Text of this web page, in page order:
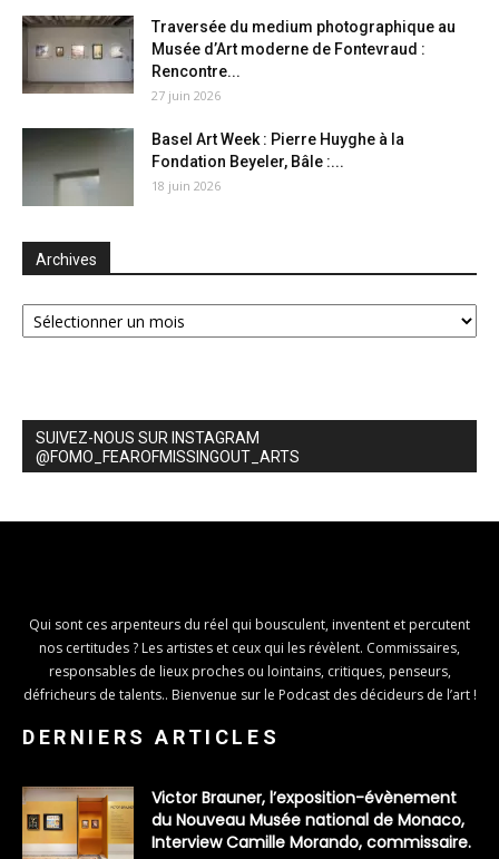
Traversée du medium photographique au
Musée d’Art moderne de Fontevraud :
Rencontre...
27 juin 2026
Basel Art Week : Pierre Huyghe à la
Fondation Beyeler, Bâle :...
18 juin 2026
Archives
Archives
SUIVEZ-NOUS SUR INSTAGRAM
@FOMO_FEAROFMISSINGOUT_ARTS
Qui sont ces arpenteurs du réel qui bousculent, inventent et percutent
nos certitudes ? Les artistes et ceux qui les révèlent. Commissaires,
responsables de lieux proches ou lointains, critiques, penseurs,
défricheurs de talents.. Bienvenue sur le Podcast des décideurs de l’art !
DERNIERS ARTICLES
Victor Brauner, l’exposition-évènement
du Nouveau Musée national de Monaco,
Interview Camille Morando, commissaire.